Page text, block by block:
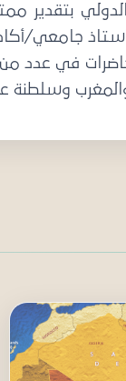
الدولي بتقدير
(أستاذ جامعي/
في عدد من
والمغرب وسلطنة